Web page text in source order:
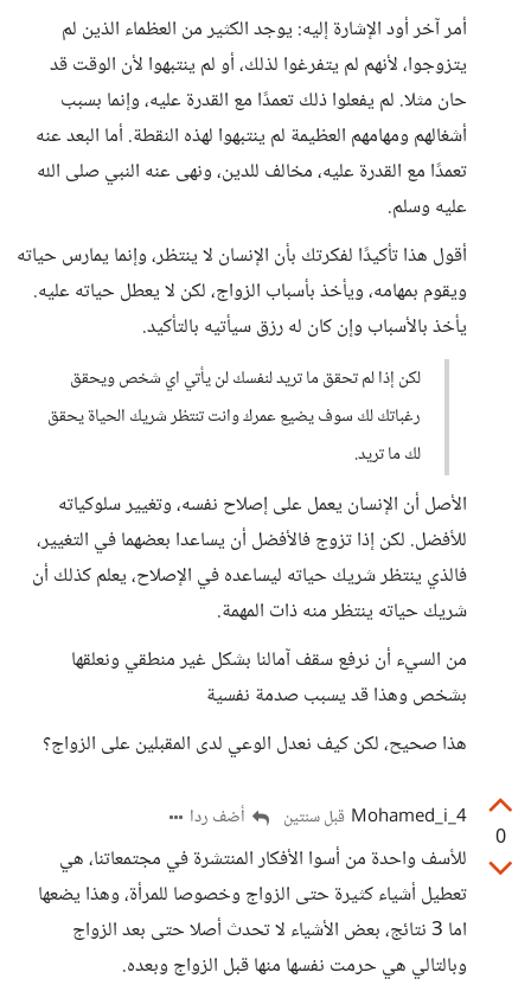
أمر آخر أود الإشارة إليه: يوجد الكثير من العظماء الذين لم
يتزوجوا، لأنهم لم يتفرغوا لذلك، أو لم ينتبهوا لأن الوقت قد
حان مثلا. لم يفعلوا ذلك تعمدًا مع القدرة عليه، وإنما بسبب
أشغالهم ومهامهم العظيمة لم ينتبهوا لهذه النقطة. أما البعد عنه
تعمدًا مع القدرة عليه، مخالف للدين، ونهى عنه النبي صلى الله
عليه وسلم.
أقول هذا تأكيدًا لفكرتك بأن الإنسان لا ينتظر، وإنما يمارس حياته
ويقوم بمهامه، ويأخذ بأسباب الزواج، لكن لا يعطل حياته عليه.
يأخذ بالأسباب وإن كان له رزق سيأتيه بالتأكيد.
لكن إذا لم تحقق ما تريد لنفسك لن يأتي اي شخص ويحقق
رغباتك لك سوف يضيع عمرك وانت تنتظر شريك الحياة يحقق
لك ما تريد.
الأصل أن الإنسان يعمل على إصلاح نفسه، وتغيير سلوكياته
للأفضل. لكن إذا تزوج فالأفضل أن يساعدا بعضهما في التغيير،
فالذي ينتظر شريك حياته ليساعده في الإصلاح، يعلم كذلك أن
شريك حياته ينتظر منه ذات المهمة.
من السيء أن نرفع سقف آمالنا بشكل غير منطقي ونعلقها
بشخص وهذا قد يسبب صدمة نفسية
هذا صحيح، لكن كيف نعدل الوعي لدى المقبلين على الزواج؟
0
Mohamed_i_4 قبل سنتين أضف ردا
للأسف واحدة من أسوا الأفكار المنتشرة في مجتمعاتنا، هي
تعطيل أشياء كثيرة حتى الزواج وخصوصا للمرأة، وهذا يضعها
اما 3 نتائج، بعض الأشياء لا تحدث أصلا حتى بعد الزواج
وبالتالي هي حرمت نفسها منها قبل الزواج وبعده.